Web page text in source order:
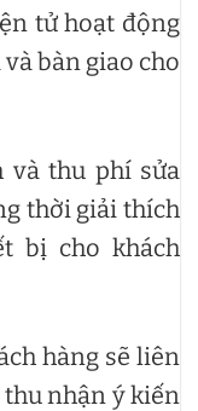
tử hoạt động
bàn giao cho
và thu phí sửa
thời giải thích
bị cho khách
hàng sẽ liên
nhận ý kiến